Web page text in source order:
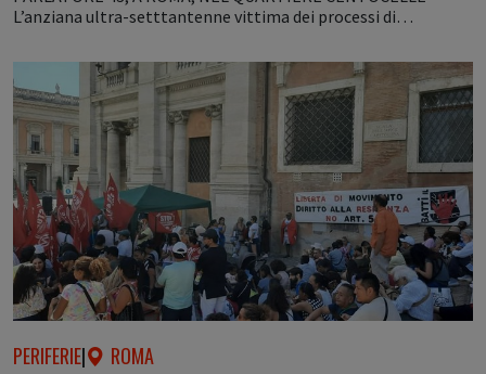
L’anziana ultra-setttantenne vittima dei processi di…
PERIFERIE| ROMA